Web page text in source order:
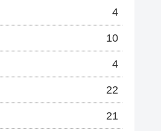
4
10
4
22
21